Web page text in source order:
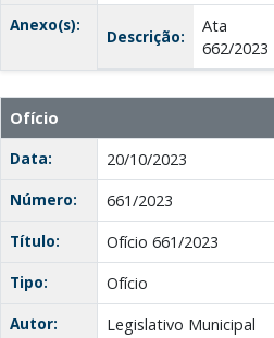
Anexo(s):
Descrição:
Ata
662/2023
Ofício
Data:
20/10/2023
Número:
661/2023
Título:
Ofício 661/2023
Tipo:
Ofício
Autor:
Legislativo Municipal